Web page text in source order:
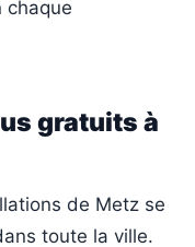
chaque
gratuits à
de Metz se
toute la ville.